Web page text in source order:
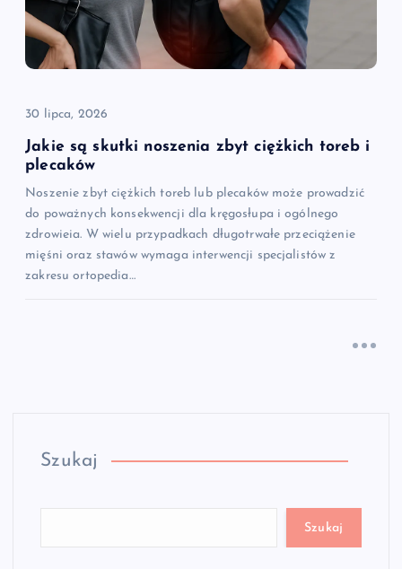
30 lipca, 2026
Jakie są skutki noszenia zbyt ciężkich toreb i
plecaków
Noszenie zbyt ciężkich toreb lub plecaków może prowadzić
do poważnych konsekwencji dla kręgosłupa i ogólnego
zdrowieia. W wielu przypadkach długotrwałe przeciążenie
mięśni oraz stawów wymaga interwencji specjalistów z
zakresu ortopedia…
Szukaj
Szukaj